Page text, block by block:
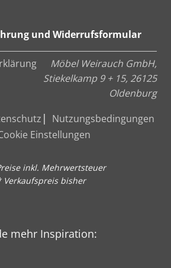
und Widerrufsformular
Möbel Weirauch GmbH,
Stiekelkamp 9 + 15, 26125
Oldenburg
Nutzungsbedingungen
Einstellungen
inkl. Mehrwertsteuer
Verkaufspreis bisher
mehr Inspiration: